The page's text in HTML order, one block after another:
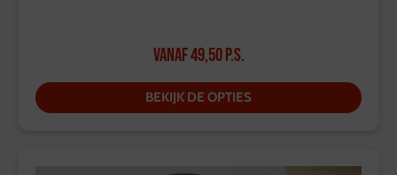
Vanaf49,50p.s.
BEKIJK DE OPTIES